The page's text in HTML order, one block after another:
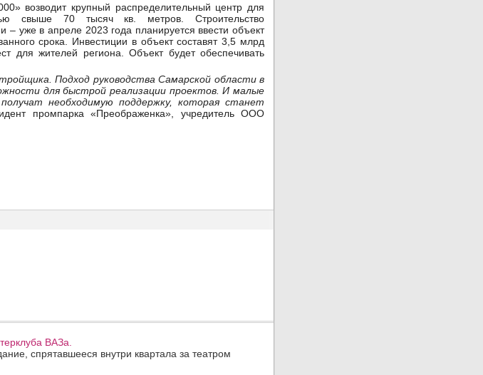
возводит крупный распределительный центр для
свыше 70 тысяч кв. метров. Строительство
уже в апреле 2023 года планируется ввести объект
срока. Инвестиции в объект составят 3,5 млрд
для жителей региона. Объект будет обеспечивать
Подход руководства Самарской области в
для быстрой реализации проектов. И малые
необходимую поддержку, которая станет
промпарка «Преображенка», учредитель ООО
ВАЗа.
спрятавшееся внутри квартала за театром